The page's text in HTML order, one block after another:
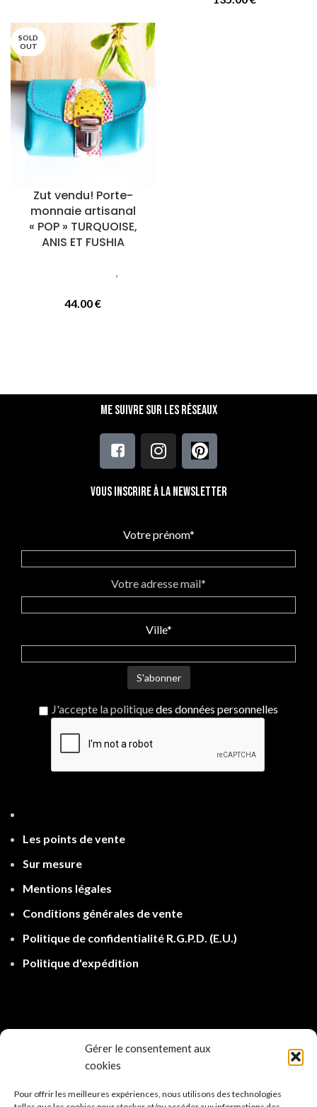
Gérer le consentement aux
cookies
Pour offrir les meilleures expériences, nous utilisons des technologies
SOLD
OUT
Zut vendu! Porte-
monnaie artisanal
« POP » TURQUOISE,
ANIS ET FUSHIA
,
44.00€
Me suivre sur les réseaux
Vous inscrire à la newsletter
Votre prénom*
Votre adresse mail*
Ville*
J'accepte la politiquedes données personnelles
Les points de vente
Sur mesure
Mentions légales
Conditions générales de vente
Politique de confidentialité R.G.P.D. (E.U.)
Politique d'expédition